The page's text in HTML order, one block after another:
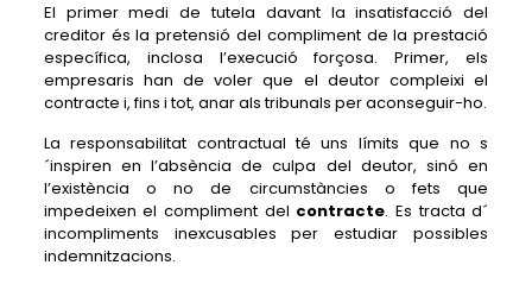
El primer medi de tutela davant la insatisfacció del
creditor és la pretensió del compliment de la prestació
específica, inclosa l’execució forçosa. Primer, els
empresaris han de voler que el deutor compleixi el
contracte i, fins i tot, anar als tribunals per aconseguir-ho.
La responsabilitat contractual té uns límits que no s
´inspiren en l’absència de culpa del deutor, sinó en
l’existència o no de circumstàncies o fets que
impedeixen el compliment del contracte. Es tracta d´
incompliments inexcusables per estudiar possibles
indemnitzacions.